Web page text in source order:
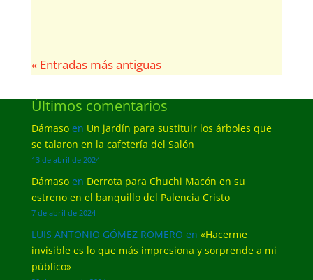
« Entradas más antiguas
Últimos comentarios
Dámasoen Un jardín para sustituir los árboles que
se talaron en la cafetería del Salón
13 de abril de 2024
Dámasoen Derrota para Chuchi Macón en su
estreno en el banquillo del Palencia Cristo
7 de abril de 2024
LUIS ANTONIO GÓMEZ ROMERO en «Hacerme
invisible es lo que más impresiona y sorprende a mi
público»